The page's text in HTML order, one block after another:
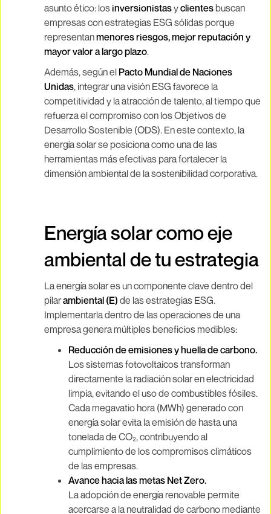
asunto ético: los inversionistasyclientes buscan
empresas con estrategias ESG sólidas porque
representanmenores riesgos, mejor reputación y
mayor valor a largo plazo.
Además, según el Pacto Mundial de Naciones
Unidas, integrar una visión ESG favorece la
competitividad y la atracción de talento, al tiempo que
refuerza el compromiso con los Objetivos de
Desarrollo Sostenible (ODS). En este contexto, la
energía solar se posiciona como una de las
herramientas más efectivas para fortalecer la
dimensión ambiental de la sostenibilidad corporativa.
Energía solar como eje
ambiental de tu estrategia
La energía solar es un componente clave dentro del
pilarambiental (E) de las estrategias ESG.
Implementarla dentro de las operaciones de una
empresa genera múltiples beneficios medibles:
Reducción de emisiones y huella de carbono.
Los sistemas fotovoltaicos transforman
directamente la radiación solar en electricidad
limpia, evitando el uso de combustibles fósiles.
Cada megavatio hora (MWh) generado con
energía solar evita la emisión de hasta una
tonelada de CO₂, contribuyendo al
cumplimiento de los compromisos climáticos
de las empresas.
Avance hacia las metas Net Zero.
La adopción de energía renovable permite
acercarse a la neutralidad de carbono mediante